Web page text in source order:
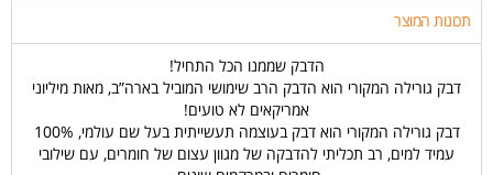
תכונות המוצר
הדבק שממנו הכל התחיל!
דבק גורילה המקורי הוא הדבק הרב שימושי המוביל בארה”ב, מאות מיליוני
אמריקאים לא טועים!
דבק גורילה המקורי הוא דבק בעוצמה תעשייתית בעל שם עולמי, 100%
עמיד למים, רב תכליתי להדבקה של מגוון עצום של חומרים, עם שילובי